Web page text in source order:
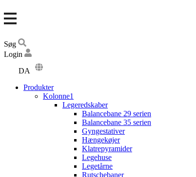
Søg
Login
DA
DE
Produkter
Kolonne1
Legeredskaber
Balancebane 29 serien
Balancebane 35 serien
Gyngestativer
Hængekøjer
Klatrepyramider
Legehuse
Legetårne
Rutschebaner